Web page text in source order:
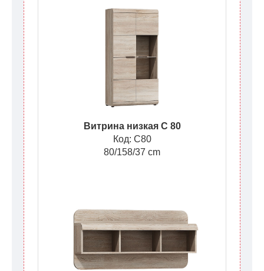
Витрина низкая C 80
Код: C80
80/158/37 cm